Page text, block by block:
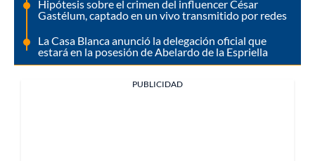
Hipótesis sobre el crimen del influencer César
Gastélum, captado en un vivo transmitido por redes
La Casa Blanca anunció la delegación oficial que
estará en la posesión de Abelardo de la Espriella
PUBLICIDAD